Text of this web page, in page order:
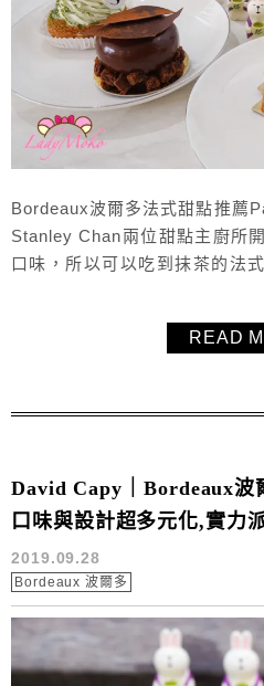
Bordeaux波爾多法式甜點推薦
Stanley Chan兩位甜點主廚所
口味，所以可以吃到抹茶的法
店的用餐環境，點個甜點再配
READ
David Capy｜Bordeaux波
口味與設計超多元化,實力
2019.09.28
Bordeaux 波爾多